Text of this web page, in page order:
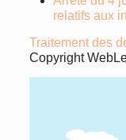
relatifs aux
Traitement des
Copyright